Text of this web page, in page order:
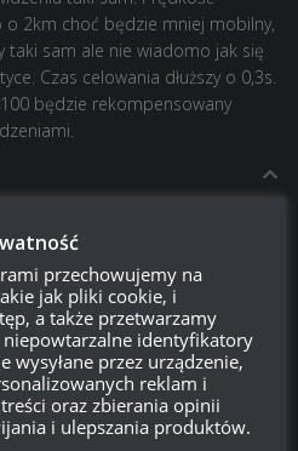
o 2km choć będzie mniej mobilny,
taki sam ale nie wiadomo jak się
Czas celowania dłuższy o 0,3s.
będzie rekompensowany
wiele?
15:13, 3 czerwca 2020 15:13
u 44 100 to nie przypadkiem
jest. Ale pamiętajmy, że od
MT VIII z penetracją sięgającą
przechowujemy na
jak pliki cookie, i
a także przetwarzamy
identyfikatory
wysyłane przez urządzenie,
reklam i
oraz zbierania opinii
i ulepszania produktów.